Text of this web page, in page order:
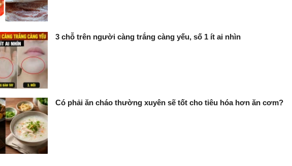
3 chỗ trên người càng trắng càng yếu, số 1 ít ai nhìn
Có phải ăn cháo thường xuyên sẽ tốt cho tiêu hóa hơn ăn cơm?